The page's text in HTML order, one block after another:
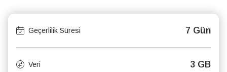
Geçerlilik Süresi 7 Gün
Veri 3 GB